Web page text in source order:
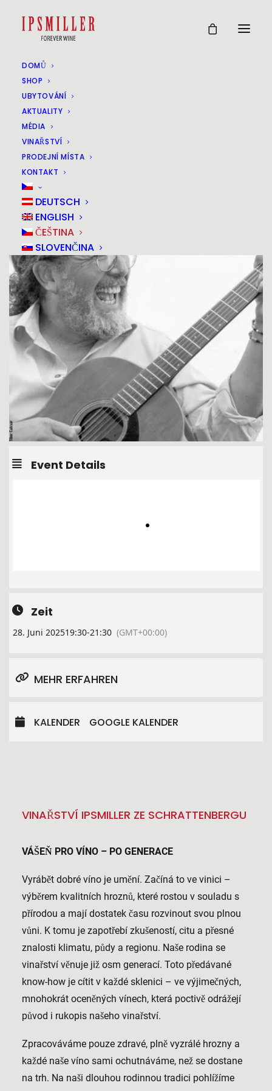
DOMŮ
SHOP
UBYTOVÁNÍ
AKTUALITY
MÉDIA
VINAŘSTVÍ
PRODEJNÍ MÍSTA
KONTAKT
DEUTSCH
ENGLISH
ČEŠTINA
SLOVENČINA
JIMMY SCHLAGER IM
WEINGUT IPSMILLER
28
Event Details
Zeit
28. Juni 202519:30-21:30 (GMT+00:00)
MEHR ERFAHREN
KALENDER GOOGLE KALENDER
VINAŘSTVÍ IPSMILLER ZE SCHRATTENBERGU
VÁŠEŇ PRO VÍNO – PO GENERACE
Vyrábět dobré víno je umění. Začíná to ve vinici –
výběrem kvalitních hroznů, které rostou v souladu s
přírodou a mají dostatek času rozvinout svou plnou
vůni. K tomu je zapotřebí zkušeností, citu a přesné
znalosti klimatu, půdy a regionu. Naše rodina se
vinařství věnuje již osm generací. Toto předávané
know-how je cítit v každé sklenici – ve výjimečných,
mnohokrát oceněných vínech, která poctivě odrážejí
původ i rukopis našeho vinařství.
Zpracováváme pouze zdravé, plně vyzrálé hrozny a
každé naše víno sami ochutnáváme, než se dostane
na trh. Na naši dlouhou rodinnou tradici pohlížíme